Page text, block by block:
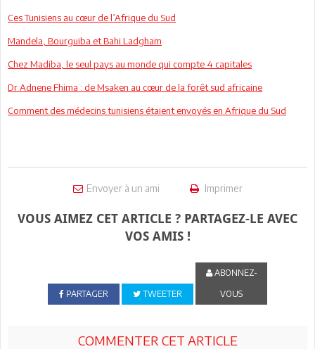
Ces Tunisiens au cœur de l’Afrique du Sud
Mandela, Bourguiba et Bahi Ladgham
Chez Madiba, le seul pays au monde qui compte 4 capitales
Dr Adnene Fhima : de Msaken au cœur de la forêt sud africaine
Comment des médecins tunisiens étaient envoyés en Afrique du Sud
Envoyer à un ami Imprimer
VOUS AIMEZ CET ARTICLE ? PARTAGEZ-LE AVEC
VOS AMIS !
PARTAGER TWEETER
ABONNEZ-
VOUS
COMMENTER CET ARTICLE